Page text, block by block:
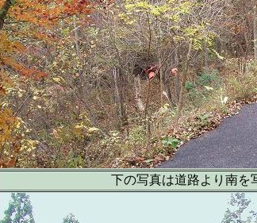
下の写真は道路より南を